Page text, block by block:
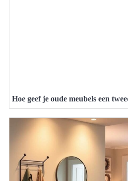
Hoe geef je oude meubels een